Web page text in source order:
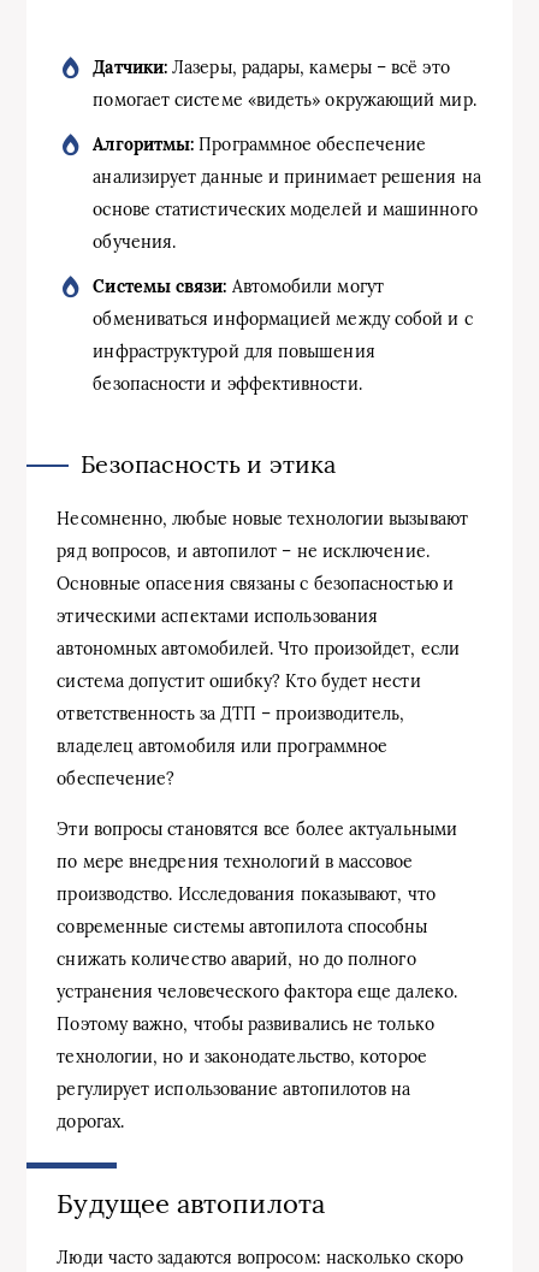
Датчики: Лазеры, радары, камеры – всё это
помогает системе «видеть» окружающий мир.
Алгоритмы: Программное обеспечение
анализирует данные и принимает решения на
основе статистических моделей и машинного
обучения.
Системы связи: Автомобили могут
обмениваться информацией между собой и с
инфраструктурой для повышения
безопасности и эффективности.
Безопасность и этика
Несомненно, любые новые технологии вызывают
ряд вопросов, и автопилот – не исключение.
Основные опасения связаны с безопасностью и
этическими аспектами использования
автономных автомобилей. Что произойдет, если
система допустит ошибку? Кто будет нести
ответственность за ДТП – производитель,
владелец автомобиля или программное
обеспечение?
Эти вопросы становятся все более актуальными
по мере внедрения технологий в массовое
производство. Исследования показывают, что
современные системы автопилота способны
снижать количество аварий, но до полного
устранения человеческого фактора еще далеко.
Поэтому важно, чтобы развивались не только
технологии, но и законодательство, которое
регулирует использование автопилотов на
дорогах.
Будущее автопилота
Люди часто задаются вопросом: насколько скоро